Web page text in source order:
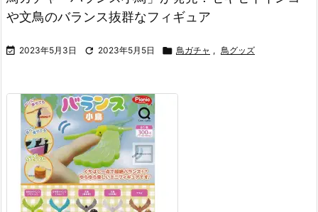
や文鳥のバランス抜群なフィギュア
 2023年5月3日  2023年5月5日  鳥ガチャ , 鳥グッズ